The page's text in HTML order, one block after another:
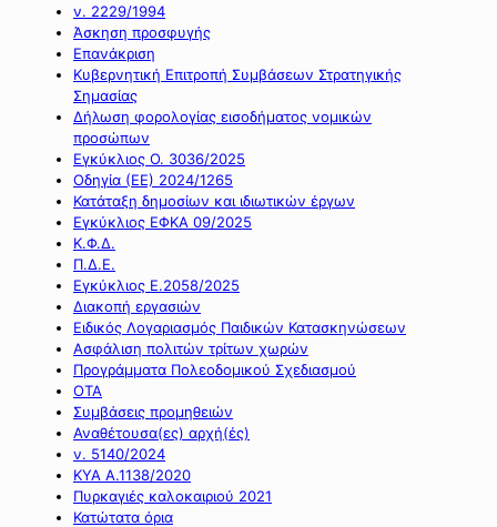
ν. 2229/1994
Άσκηση προσφυγής
Επανάκριση
Κυβερνητική Επιτροπή Συμβάσεων Στρατηγικής
Σημασίας
Δήλωση φορολογίας εισοδήματος νομικών
προσώπων
Εγκύκλιος Ο. 3036/2025
Οδηγία (ΕΕ) 2024/1265
Κατάταξη δημοσίων και ιδιωτικών έργων
Εγκύκλιος ΕΦΚΑ 09/2025
Κ.Φ.Δ.
Π.Δ.Ε.
Εγκύκλιος Ε.2058/2025
Διακοπή εργασιών
Ειδικός Λογαριασμός Παιδικών Κατασκηνώσεων
Ασφάλιση πολιτών τρίτων χωρών
Προγράμματα Πολεοδομικού Σχεδιασμού
ΟΤΑ
Συμβάσεις προμηθειών
Αναθέτουσα(ες) αρχή(ές)
ν. 5140/2024
ΚΥΑ Α.1138/2020
Πυρκαγιές καλοκαιριού 2021
Κατώτατα όρια